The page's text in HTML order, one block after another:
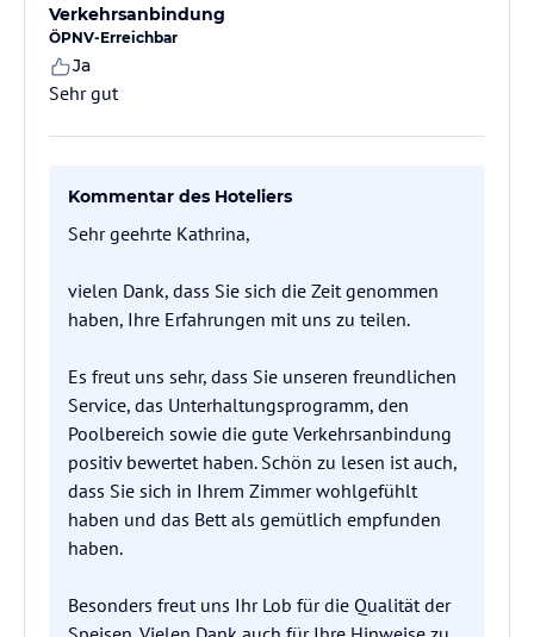
Verkehrsanbindung
ÖPNV-Erreichbar
Ja
Sehr gut
Kommentar des Hoteliers
Sehr geehrte Kathrina,
vielen Dank, dass Sie sich die Zeit genommen
haben, Ihre Erfahrungen mit uns zu teilen.
Es freut uns sehr, dass Sie unseren freundlichen
Service, das Unterhaltungsprogramm, den
Poolbereich sowie die gute Verkehrsanbindung
positiv bewertet haben. Schön zu lesen ist auch,
dass Sie sich in Ihrem Zimmer wohlgefühlt
haben und das Bett als gemütlich empfunden
haben.
Besonders freut uns Ihr Lob für die Qualität der